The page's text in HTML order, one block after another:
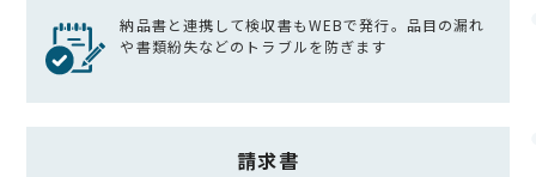
納品書と連携して検収書もWEBで発行。品目の漏れ
や書類紛失などのトラブルを防ぎます
請求書